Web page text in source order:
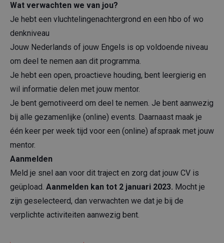
Wat verwachten we van jou?
Je hebt een vluchtelingenachtergrond en een hbo of wo
denkniveau
Jouw Nederlands of jouw Engels is op voldoende niveau
om deel te nemen aan dit programma.
Je hebt een open, proactieve houding, bent leergierig en
wil informatie delen met jouw mentor.
Je bent gemotiveerd om deel te nemen. Je bent aanwezig
bij alle gezamenlijke (online) events. Daarnaast maak je
één keer per week tijd voor een (online) afspraak met jouw
mentor.
Aanmelden
Meld je snel aan voor dit traject en zorg dat jouw CV is
geüpload. Aanmelden kan tot 2 januari 2023. Mocht je
zijn geselecteerd, dan verwachten we dat je bij de
verplichte activiteiten aanwezig bent.